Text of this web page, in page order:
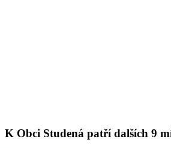
K Obci Studená patří dalších 9